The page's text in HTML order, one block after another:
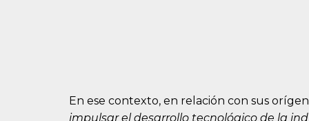
En ese contexto, en relación con sus
impulsar el desarrollo tecnológico de la